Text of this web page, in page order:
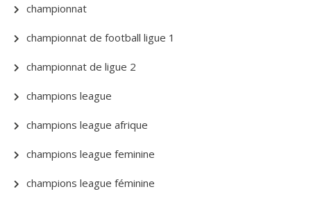
championnat
championnat de football ligue 1
championnat de ligue 2
champions league
champions league afrique
champions league feminine
champions league féminine